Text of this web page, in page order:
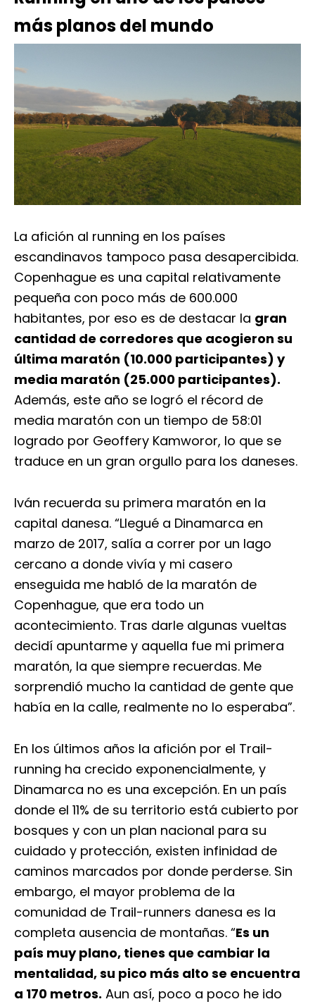
más planos del mundo
La afición al running en los países
escandinavos tampoco pasa desapercibida.
Copenhague es una capital relativamente
pequeña con poco más de 600.000
habitantes, por eso es de destacar la gran
cantidad de corredores que acogieron su
última maratón (10.000 participantes) y
media maratón (25.000 participantes).
Además, este año se logró el récord de
media maratón con un tiempo de 58:01
logrado por Geoffery Kamworor, lo que se
traduce en un gran orgullo para los daneses.
Iván recuerda su primera maratón en la
capital danesa. “Llegué a Dinamarca en
marzo de 2017, salía a correr por un lago
cercano a donde vivía y mi casero
enseguida me habló de la maratón de
Copenhague, que era todo un
acontecimiento. Tras darle algunas vueltas
decidí apuntarme y aquella fue mi primera
maratón, la que siempre recuerdas. Me
sorprendió mucho la cantidad de gente que
había en la calle, realmente no lo esperaba”.
En los últimos años la afición por el Trail-
running ha crecido exponencialmente, y
Dinamarca no es una excepción. En un país
donde el 11% de su territorio está cubierto por
bosques y con un plan nacional para su
cuidado y protección, existen infinidad de
caminos marcados por donde perderse. Sin
embargo, el mayor problema de la
comunidad de Trail-runners danesa es la
completa ausencia de montañas. “Es un
país muy plano, tienes que cambiar la
mentalidad, su pico más alto se encuentra
a 170 metros. Aun así, poco a poco he ido